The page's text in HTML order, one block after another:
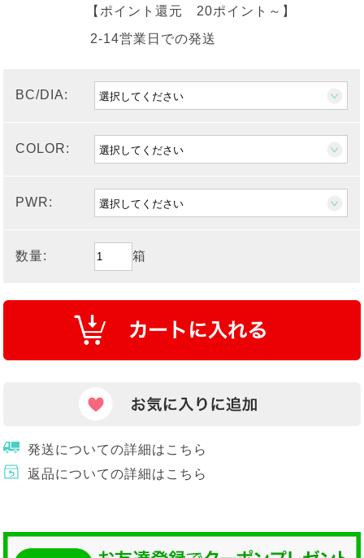
【ポイント還元 20ポイント～ 】
2-14営業日での発送
BC/DIA:
COLOR:
PWR:
数量: 箱
発送についての詳細はこちら
返品についての詳細はこちら